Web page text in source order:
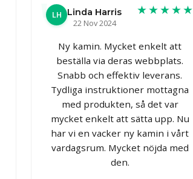
LH
Linda Harris
22 Nov 2024
★★★★★
Ny kamin. Mycket enkelt att
beställa via deras webbplats.
Snabb och effektiv leverans.
Tydliga instruktioner mottagna
med produkten, så det var
mycket enkelt att sätta upp. Nu
har vi en vacker ny kamin i vårt
vardagsrum. Mycket nöjda med
den.